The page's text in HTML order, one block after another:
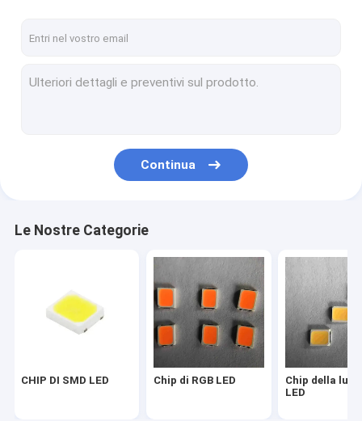
Chip della luce del LED
Un chip di 3528 LED
SMD ha condotto le componenti
Continua
Le Nostre Categorie
CHIP DI SMD LED Chip di RGB LED
Chip della
LED